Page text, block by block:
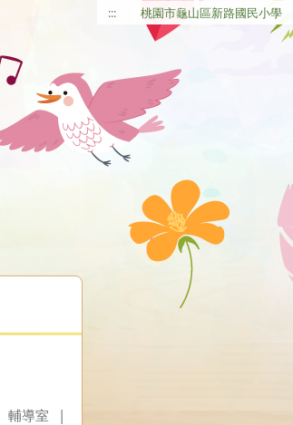
::: 桃園市龜山區新路國民小學
輔導室 |